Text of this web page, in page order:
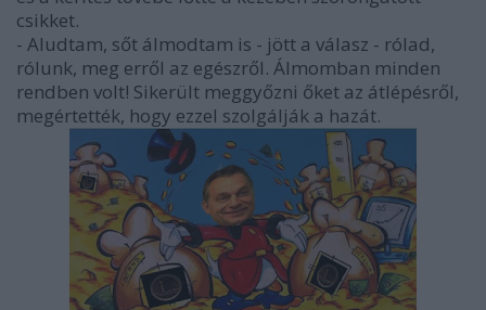
csikket.
- Aludtam, sőt álmodtam is - jött a válasz - rólad,
rólunk, meg erről az egészről. Álmomban minden
rendben volt! Sikerült meggyőzni őket az átlépésről,
megértették, hogy ezzel szolgálják a hazát.